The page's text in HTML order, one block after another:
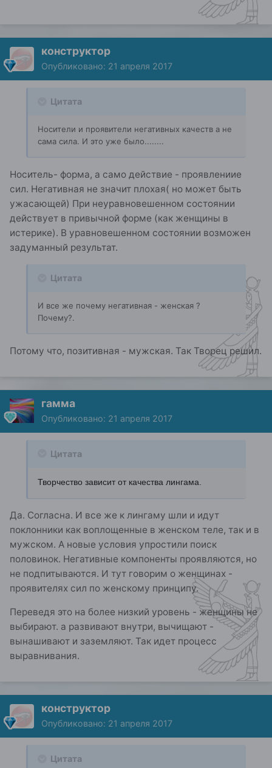
конструктор
Опубликовано: 21 апреля 2017
Цитата
Носители и проявители негативных качеств а не
сама сила. И это уже было........
Носитель- форма, а само действие - проявлениие
сил. Негативная не значит плохая( но может быть
ужасающей) При неуравновешенном состоянии
действует в привычной форме (как женщины в
истерике). В уравновешенном состоянии возможен
задуманный результат.
Цитата
И все же почему негативная - женская ?
Почему?.
Потому что, позитивная - мужская. Так Творец решил.
гамма
Опубликовано: 21 апреля 2017
Цитата
Творчество зависит от качества лингама.
Да. Согласна. И все же к лингаму шли и идут
поклонники как воплощенные в женском теле, так и в
мужском. А новые условия упростили поиск
половинок. Негативные компоненты проявляются, но
не подпитываются. И тут говорим о женщинах -
проявителях сил по женскому принципу.
Переведя это на более низкий уровень - женщины не
выбирают. а развивают внутри, вычищают -
вынашивают и заземляют. Так идет процесс
выравнивания.
конструктор
Опубликовано: 21 апреля 2017
Цитата